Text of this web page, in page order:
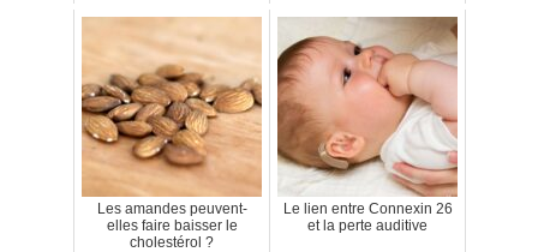
Les amandes peuvent-
elles faire baisser le
cholestérol ?
Le lien entre Connexin 26
et la perte auditive